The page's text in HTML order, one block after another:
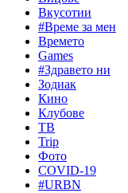
Вкусотии
#Време за мен
Времето
Games
#Здравето ни
Зодиак
Кино
Клубове
ТВ
Trip
Фото
COVID-19
#URBN